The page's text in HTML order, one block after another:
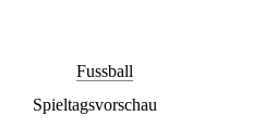
Fussball
Spieltagsvorschau